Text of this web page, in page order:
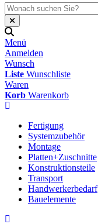
Menü
Anmelden
Wunsch
Liste Wunschliste
Waren
Korb Warenkorb
Fertigung
Systemzubehör
Montage
Platten+Zuschnitte
Konstruktionsteile
Transport
Handwerkerbedarf
Bauelemente